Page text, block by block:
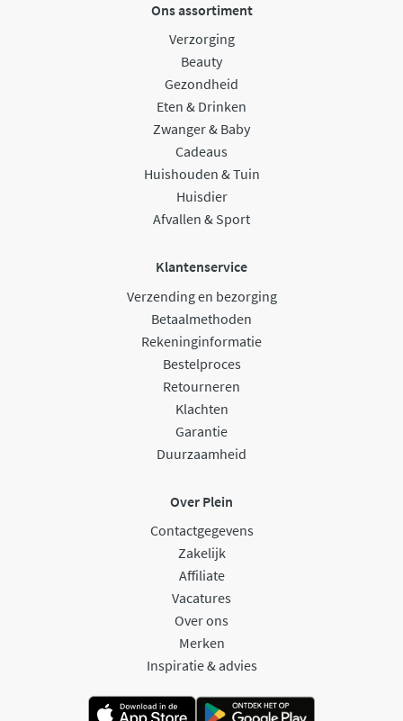
Ons assortiment
Verzorging
Beauty
Gezondheid
Eten & Drinken
Zwanger & Baby
Cadeaus
Huishouden & Tuin
Huisdier
Afvallen & Sport
Klantenservice
Verzending en bezorging
Betaalmethoden
Rekeninginformatie
Bestelproces
Retourneren
Klachten
Garantie
Duurzaamheid
Over Plein
Contactgegevens
Zakelijk
Affiliate
Vacatures
Over ons
Merken
Inspiratie & advies